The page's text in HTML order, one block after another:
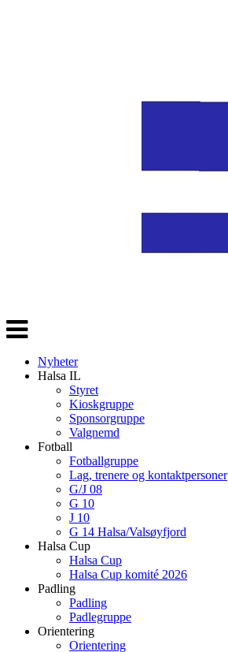
Veksle
navigasjon
Nyheter
Halsa IL
Styret
Kioskgruppe
Sponsorgruppe
Valgnemd
Fotball
Fotballgruppe
Lag, trenere og kontaktpersoner
G/J 08
G 10
J 10
G 14 Halsa/Valsøyfjord
Halsa Cup
Halsa Cup
Halsa Cup komité 2026
Padling
Padling
Padlegruppe
Orientering
Orientering